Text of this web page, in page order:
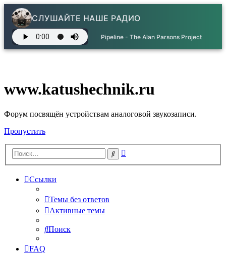
СЛУШАЙТЕ НАШЕ РАДИО
Pipeline - The Alan Parsons Project
www.katushechnik.ru
Форум посвящён устройствам аналоговой звукозаписи.
Пропустить
Поиск
Ссылки
Темы без ответов
Активные темы
Поиск
FAQ